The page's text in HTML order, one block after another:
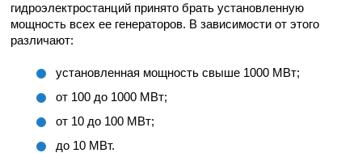
гидроэлектростанций принято брать установленную
мощность всех ее генераторов. В зависимости от этого
различают:
установленная мощность свыше 1000 МВт;
от 100 до 1000 МВт;
от 10 до 100 МВт;
до 10 МВт.